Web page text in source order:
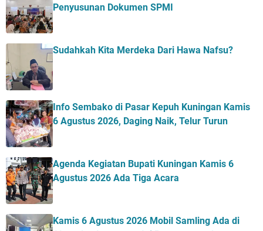
Penyusunan Dokumen SPMI
Sudahkah Kita Merdeka Dari Hawa Nafsu?
Info Sembako di Pasar Kepuh Kuningan Kamis
6 Agustus 2026, Daging Naik, Telur Turun
Agenda Kegiatan Bupati Kuningan Kamis 6
Agustus 2026 Ada Tiga Acara
Kamis 6 Agustus 2026 Mobil Samling Ada di